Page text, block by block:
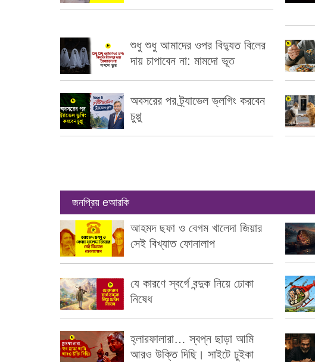
শুধু শুধু আমাদের ওপর বিদ্যুত বিলের
দায় চাপাবেন না: মামদো ভূত
অবসরের পর ট্র্যাভেল ভ্লগিং করবেন
চুপ্পু
জনপ্রিয় eআরকি
আহমদ ছফা ও বেগম খালেদা জিয়ার
সেই বিখ্যাত ফোনালাপ
যে কারণে স্বর্গে বন্দুক নিয়ে ঢোকা
নিষেধ
হ্লারফালারা… স্বপ্ন ছাড়া আমি
আরও উক্তি দিছি। সাইটে ঢুইকা